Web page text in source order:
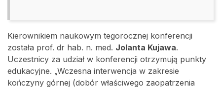
Kierownikiem naukowym tegorocznej konferencji
została prof. dr hab. n. med. Jolanta Kujawa.
Uczestnicy za udział w konferencji otrzymują punkty
edukacyjne. „Wczesna interwencja w zakresie
kończyny górnej (dobór właściwego zaopatrzenia